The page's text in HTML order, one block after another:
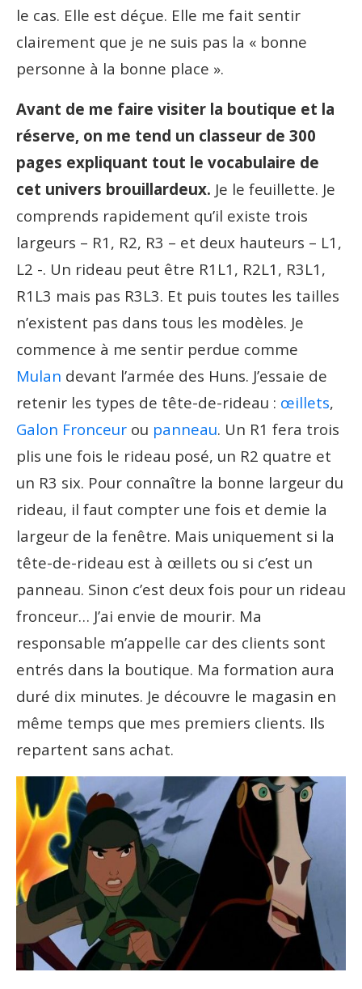
le cas. Elle est déçue. Elle me fait sentir
clairement que je ne suis pas la « bonne
personne à la bonne place ».
Avant de me faire visiter la boutique et la
réserve, on me tend un classeur de 300
pages expliquant tout le vocabulaire de
cet univers brouillardeux. Je le feuillette. Je
comprends rapidement qu’il existe trois
largeurs – R1, R2, R3 – et deux hauteurs – L1,
L2 -. Un rideau peut être R1L1, R2L1, R3L1,
R1L3 mais pas R3L3. Et puis toutes les tailles
n’existent pas dans tous les modèles. Je
commence à me sentir perdue comme
Mulan devant l’armée des Huns. J’essaie de
retenir les types de tête-de-rideau : œillets,
Galon Fronceur ou panneau. Un R1 fera trois
plis une fois le rideau posé, un R2 quatre et
un R3 six. Pour connaître la bonne largeur du
rideau, il faut compter une fois et demie la
largeur de la fenêtre. Mais uniquement si la
tête-de-rideau est à œillets ou si c’est un
panneau. Sinon c’est deux fois pour un rideau
fronceur… J’ai envie de mourir. Ma
responsable m’appelle car des clients sont
entrés dans la boutique. Ma formation aura
duré dix minutes. Je découvre le magasin en
même temps que mes premiers clients. Ils
repartent sans achat.